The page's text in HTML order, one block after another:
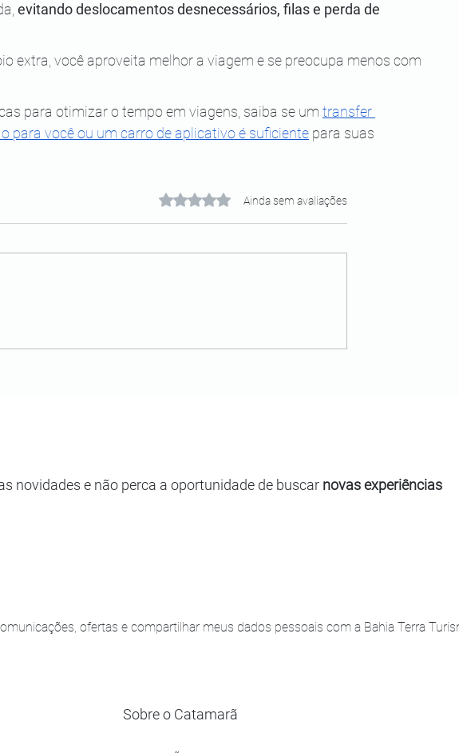
evitando deslocamentos desnecessários, filas e perda de
extra, você aproveita melhor a viagem e se preocupa menos com
para otimizar o tempo em viagens, saiba se um transfer
para você ou um carro de aplicativo é suficiente para suas
Avaliado com 0 de 5 estrelas.
Ainda sem avaliações
Sobre o Catamarã
novidades e não perca a oportunidade de buscar novas experiências
ofertas e compartilhar meus dados pessoais com a Bahia Terra